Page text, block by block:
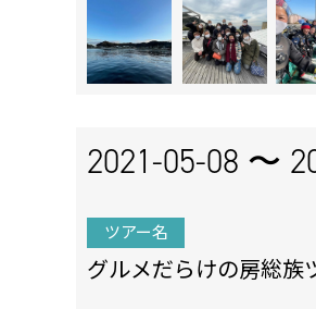
2021-05-08 〜
ツアー名
グルメだらけの房総族